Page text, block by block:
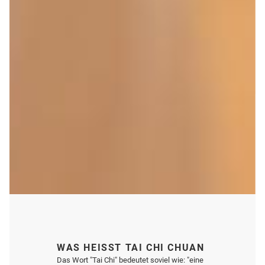
WAS HEISST TAI CHI CHUAN
Das Wort "Tai Chi" bedeutet soviel wie: "eine